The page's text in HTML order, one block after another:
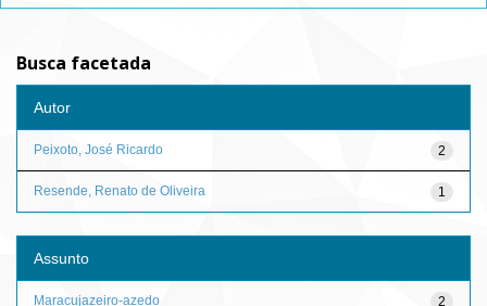
Busca facetada
Autor
2
Peixoto, José Ricardo
1
Resende, Renato de Oliveira
Assunto
2
Maracujazeiro-azedo